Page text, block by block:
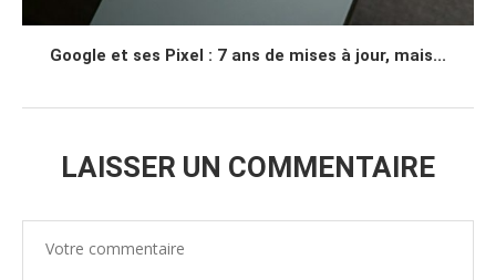
Google et ses Pixel : 7 ans de mises à jour, mais...
LAISSER UN COMMENTAIRE